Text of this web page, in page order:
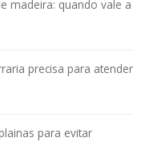
madeira: quando vale a
precisa para atender
para evitar